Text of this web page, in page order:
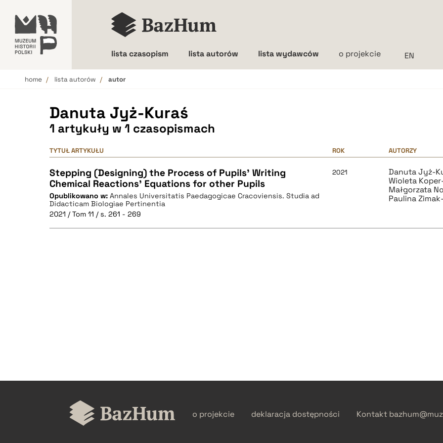
lista czasopism lista autorów lista wydawców o projekcie
home lista autorów autor
Danuta Jyż-Kuraś
1 artykuły w 1 czasopismach
TYTUŁ ARTYKUŁU ROK AUTORZY
Stepping (Designing) the Process of Pupils' Writing
Chemical Reactions' Equations for other Pupils
Opublikowano w: Annales Universitatis Paedagogicae Cracoviensis. Studia ad
Didacticam Biologiae Pertinentia
2021 / Tom 11 / s. 261 - 269
2021
Danuta Jyż-
Wioleta
Małgorzata
Paulina
o projekcie deklaracja dostępności Kontakt